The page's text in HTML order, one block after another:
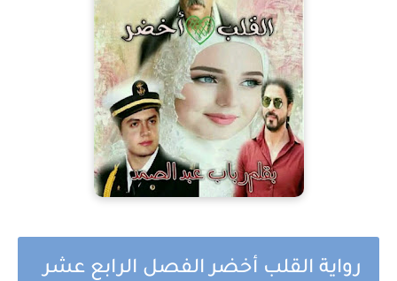
رواية القلب أخضر الفصل الرابع عشر